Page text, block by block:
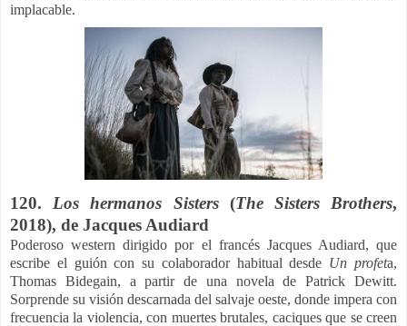
implacable.
120. Los hermanos Sisters(The Sisters Brothers,
2018), de Jacques Audiard
Poderoso western dirigido por el francés Jacques Audiard, que
escribe el guión con su colaborador habitual desde Un profeta,
Thomas Bidegain, a partir de una novela de Patrick Dewitt.
Sorprende su visión descarnada del salvaje oeste, donde impera con
frecuencia la violencia, con muertes brutales, caciques que se creen